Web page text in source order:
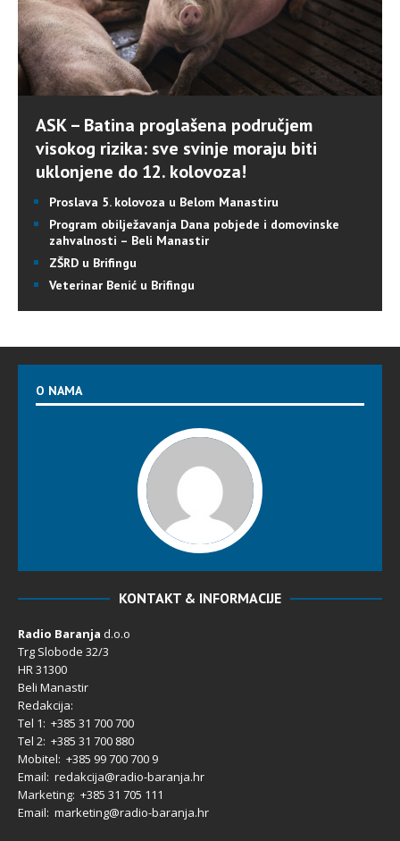
ASK – Batina proglašena područjem
visokog rizika: sve svinje moraju biti
uklonjene do 12. kolovoza!
Proslava 5. kolovoza u Belom Manastiru
Program obilježavanja Dana pobjede i domovinske
zahvalnosti – Beli Manastir
ZŠRD u Brifingu
Veterinar Benić u Brifingu
O NAMA
KONTAKT & INFORMACIJE
Radio Baranja d.o.o
Trg Slobode 32/3
HR 31300
Beli Manastir
Redakcija:
Tel 1: +385 31 700 700
Tel 2: +385 31 700 880
Mobitel: +385 99 700 700 9
Email: redakcija@radio-baranja.hr
Marketing: +385 31 705 111
Email: marketing@radio-baranja.hr